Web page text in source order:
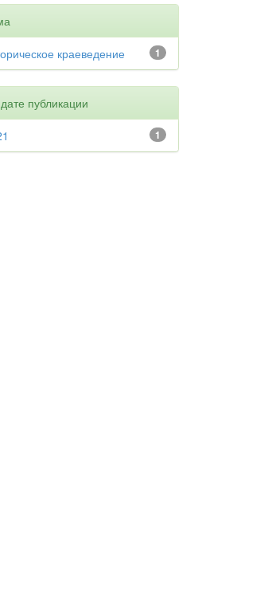
1
краеведение
публикации
1